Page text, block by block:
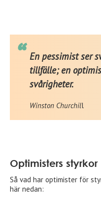
En pessimist ser
tillfälle; en
svårigheter.
Winston Churchill
Optimisters styrkor
Så vad har optimister för
här nedan: